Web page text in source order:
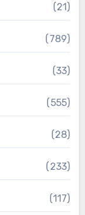
(21)
(789)
(33)
(555)
(28)
(233)
(117)